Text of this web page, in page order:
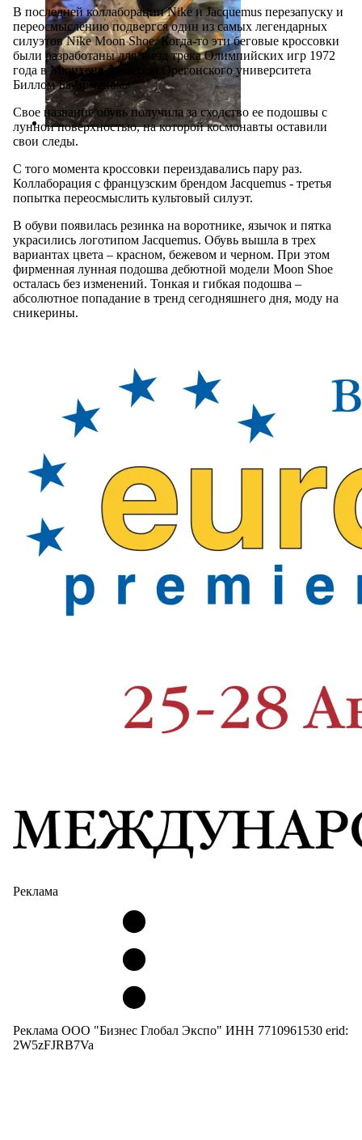
В последней коллаборации Nike и Jacquemus перезапуску и
переосмыслению подвергся один из самых легендарных
силуэтов Nike Moon Shoe. Когда-то эти беговые кроссовки
были разработаны для звезд трека Олимпийских игр 1972
года в Мюнхене тренером Орегонского университета
Биллом Бауэрманом.
Свое название обувь получила за сходство ее подошвы с
лунной поверхностью, на которой космонавты оставили
свои следы.
С того момента кроссовки переиздавались пару раз.
Коллаборация с французским брендом Jacquemus - третья
попытка переосмыслить культовый силуэт.
В обуви появилась резинка на воротнике, язычок и пятка
украсились логотипом Jacquemus. Обувь вышла в трех
вариантах цвета – красном, бежевом и черном. При этом
фирменная лунная подошва дебютной модели Moon Shoe
осталась без изменений. Тонкая и гибкая подошва –
абсолютное попадание в тренд сегодняшнего дня, моду на
сникерины.
Реклама
Реклама ООО "Бизнес Глобал Экспо" ИНН 7710961530 erid:
2W5zFJRB7Va